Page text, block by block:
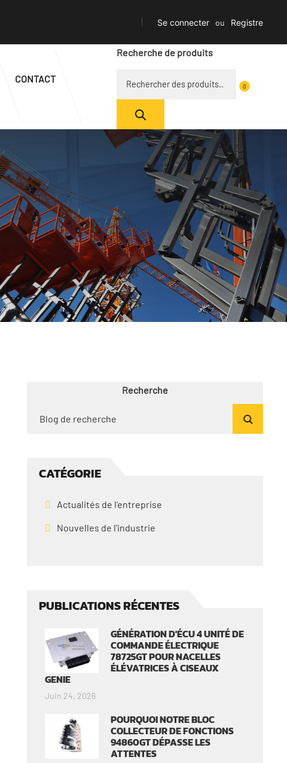
Se connecter ou Registre
CONTACT
Recherche de produits
0
Recherche
CATÉGORIE
Actualités de l'entreprise
Nouvelles de l'industrie
PUBLICATIONS RÉCENTES
GÉNÉRATION D'ÉCU 4 UNITÉ DE
COMMANDE ÉLECTRIQUE
78725GT POUR NACELLES
ÉLÉVATRICES À CISEAUX
GENIE
Juin 24, 2026
POURQUOI NOTRE BLOC
COLLECTEUR DE FONCTIONS
94860GT DÉPASSE LES
ATTENTES